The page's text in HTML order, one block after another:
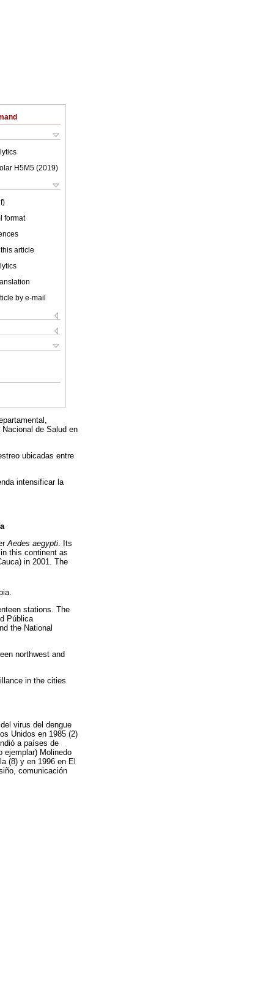
H5M5 (2019)
format
article
by e-mail
de Salud en
ubicadas entre
intensificar la
Aedes aegypti . Its
this continent as
in 2001. The
stations. The
Pública
the National
northwest and
in the cities
virus del dengue
Unidos en 1985 (2)
a países de
ejemplar) Molinedo
(8) y en 1996 en El
comunicación